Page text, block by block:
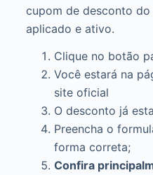
cupom de desconto do
aplicado e ativo.
Clique no botão
Você estará na
site oficial
O desconto já
Preencha o
forma correta;
Confira